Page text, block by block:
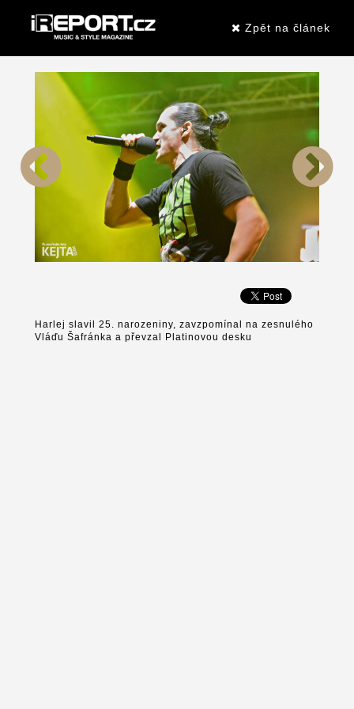
Zpět na článek
Harlej slavil 25. narozeniny, zavzpomínal na zesnulého
Vláďu Šafránka a převzal Platinovou desku